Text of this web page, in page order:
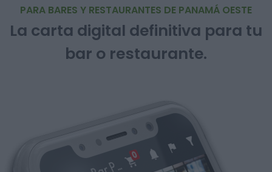
PARA BARES Y RESTAURANTES DE PANAMÁ OESTE
La carta digital definitiva para tu
bar o restaurante.